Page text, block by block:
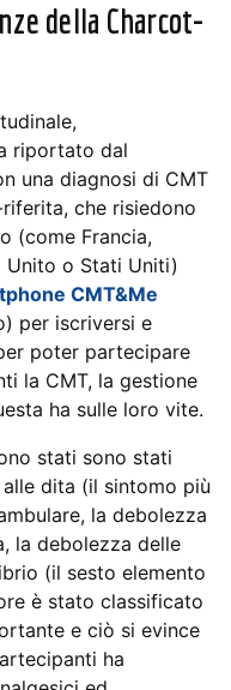
della Charcot-
riportato dal
una diagnosi di CMT
che risiedono
(come Francia,
Unito o Stati Uniti)
CMT&Me
per iscriversi e
poter partecipare
la CMT, la gestione
ha sulle loro vite.
stati sono stati
dita (il sintomo più
la debolezza
la debolezza delle
(il sesto elemento
è stato classificato
e ciò si evince
ha